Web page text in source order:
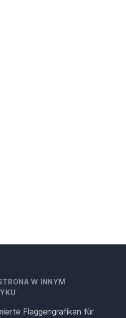
W INNYM
Flaggengrafiken für